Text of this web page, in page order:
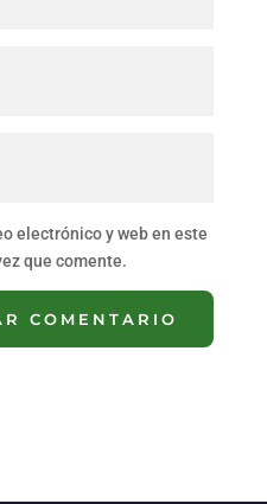
electrónico y web en este
que comente.
COMENTARIO